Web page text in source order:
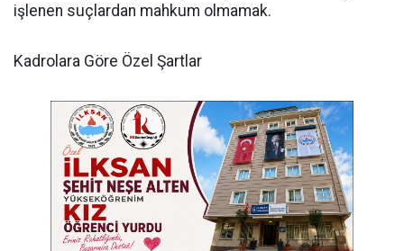
işlenen suçlardan mahkum olmamak.
Kadrolara Göre Özel Şartlar